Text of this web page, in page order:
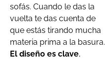
sofás. Cuando le das la
vuelta te das cuenta de
que estás tirando mucha
materia prima a la basura.
El diseño es clave,